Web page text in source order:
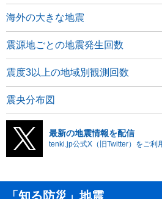
海外の大きな地震
震源地ごとの地震発生回数
震度3以上の地域別観測回数
震央分布図
最新の地震情報を配信
tenki.jp公式X（旧Twitter）をご利
「知る防災」地震